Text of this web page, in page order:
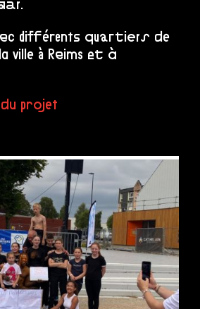
différents quartiers de
ville à Reims et à
projet